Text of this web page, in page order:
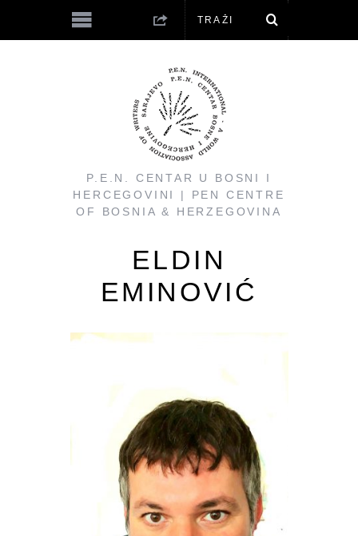
P.E.N. CENTAR U BOSNI I
HERCEGOVINI | PEN CENTRE
OF BOSNIA & HERZEGOVINA
ELDIN
EMINOVIĆ